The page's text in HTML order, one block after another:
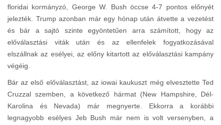
floridai kormányzó, George W. Bush öccse 4-7 pontos előnyét
jelezték. Trump azonban már egy hónap után átvette a vezetést
és bár a sajtó szinte egyöntetűen arra számított, hogy az
előválasztási viták után és az ellenfelek fogyatkozásával
elszállnak az esélyei, az előny kitartott az előválasztási kampány
végéig.
Bár az első előválasztást, az iowai kaukuszt még elvesztette Ted
Cruzzal szemben, a következő hármat (New Hampshire, Dél-
Karolina és Nevada) már megnyerte. Ekkorra a korábbi
legnagyobb esélyes Jeb Bush már nem is volt versenyben, a